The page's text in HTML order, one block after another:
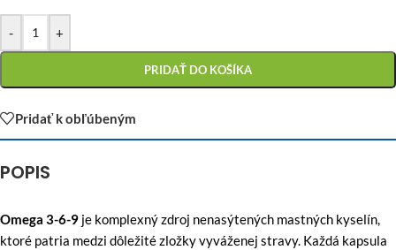
- +
PRIDAŤ DO KOŠÍKA
Pridať k obľúbeným
POPIS
Omega 3-6-9 je komplexný zdroj nenasýtených mastných kyselín,
ktoré patria medzi dôležité zložky vyváženej stravy. Každá kapsula